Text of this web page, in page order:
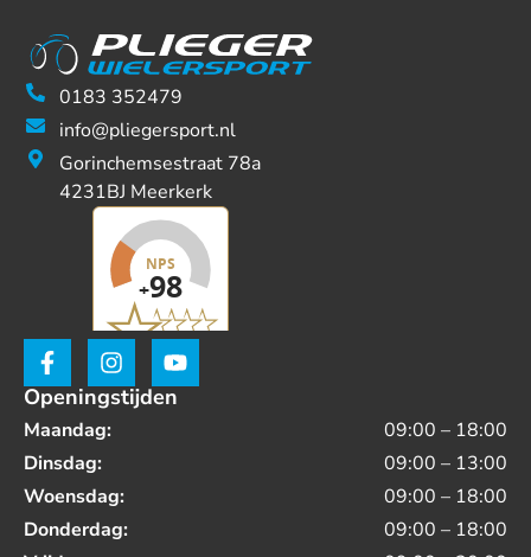
0183 352479
info@pliegersport.nl
Gorinchemsestraat 78a
4231BJ Meerkerk
Openingstijden
Maandag:
09:00 – 18:00
Dinsdag:
09:00 – 13:00
Woensdag:
09:00 – 18:00
Donderdag:
09:00 – 18:00